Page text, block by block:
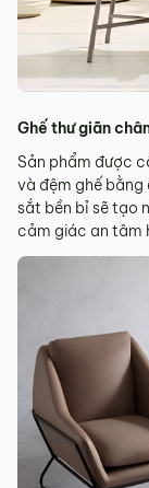
Ghế thư giãn
Sản phẩm được
và đệm ghế
sắt bền bỉ sẽ tạo
cảm giác an tâm